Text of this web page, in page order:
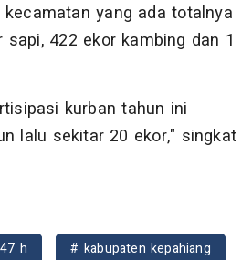
yang ada totalnya
422 ekor kambing dan 1
kurban tahun ini
lalu sekitar 20 ekor," singkat
h
# kabupaten kepahiang